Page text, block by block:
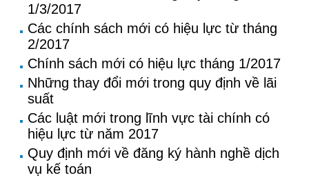
1/3/2017
Các chính sách mới có hiệu lực từ tháng
2/2017
Chính sách mới có hiệu lực tháng 1/2017
Những thay đổi mới trong quy định về lãi
suất
Các luật mới trong lĩnh vực tài chính có
hiệu lực từ năm 2017
Quy định mới về đăng ký hành nghề dịch
vụ kế toán